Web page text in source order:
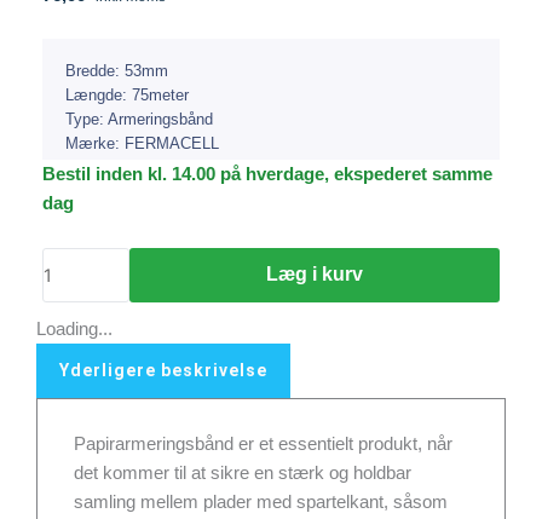
Bredde: 53mm
Længde: 75meter
Type: Armeringsbånd
Mærke: FERMACELL
Bestil inden kl. 14.00 på hverdage, ekspederet samme
dag
Fermacell
Papir
75m
antal
Læg i kurv
Loading...
Yderligere beskrivelse
Papirarmeringsbånd er et essentielt produkt, når
det kommer til at sikre en stærk og holdbar
samling mellem plader med spartelkant, såsom